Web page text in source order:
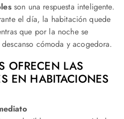
son una respuesta inteligente.
el día, la habitación quede
que por la noche se
cómoda y acogedora.
OFRECEN LAS
EN HABITACIONES